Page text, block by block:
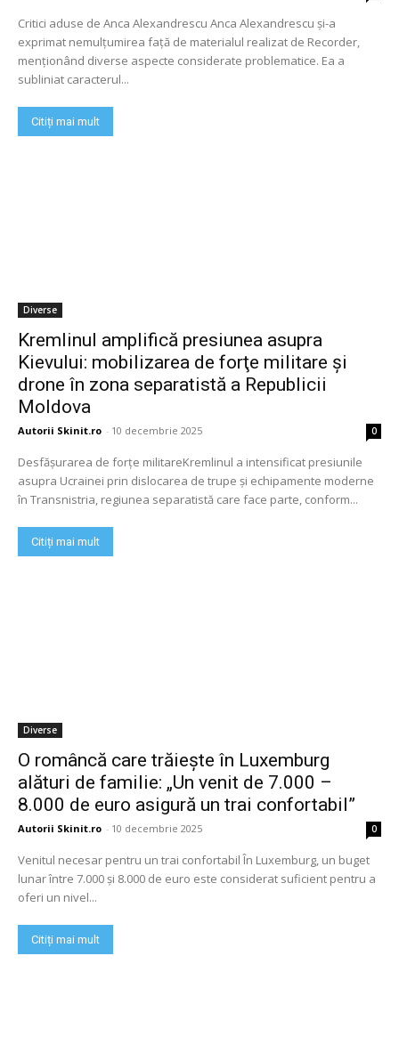
Critici aduse de Anca Alexandrescu Anca Alexandrescu și-a
exprimat nemulțumirea față de materialul realizat de Recorder,
menționând diverse aspecte considerate problematice. Ea a
subliniat caracterul...
Citiți mai mult
Diverse
Kremlinul amplifică presiunea asupra
Kievului: mobilizarea de forţe militare şi
drone în zona separatistă a Republicii
Moldova
Autorii Skinit.ro - 10 decembrie 2025 0
Desfășurarea de forțe militareKremlinul a intensificat presiunile
asupra Ucrainei prin dislocarea de trupe și echipamente moderne
în Transnistria, regiunea separatistă care face parte, conform...
Citiți mai mult
Diverse
O româncă care trăiește în Luxemburg
alături de familie: „Un venit de 7.000 –
8.000 de euro asigură un trai confortabil”
Autorii Skinit.ro - 10 decembrie 2025 0
Venitul necesar pentru un trai confortabil În Luxemburg, un buget
lunar între 7.000 și 8.000 de euro este considerat suficient pentru a
oferi un nivel...
Citiți mai mult